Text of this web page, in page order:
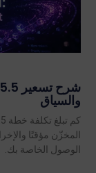
والسياق
المخزّن مؤقتًا
الوصول الخاصة بك.